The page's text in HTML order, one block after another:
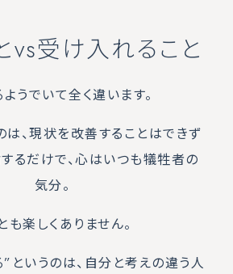
vs受け入れること
うでいて全く違います。
は、現状を改善することはできず
るだけで、心はいつも犠牲者の
気分。
も楽しくありません。
というのは、自分と考えの違う人